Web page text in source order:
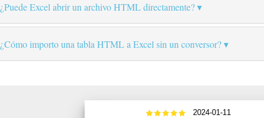
¿Puede Excel abrir un archivo HTML directamente?
¿Cómo importo una tabla HTML a Excel sin un conversor?
2024-01-11